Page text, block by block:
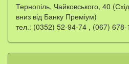
Тернопіль, Чайковського, 40
вниз від Банку Преміум)
тел.: (0352) 52-94-74 , (067) 678-